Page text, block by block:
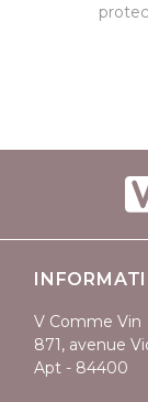
V Comme Vin
871, avenue
Apt - 84400